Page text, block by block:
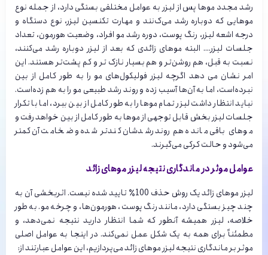
رشد مجدد موها پس از لیزر به عوامل مختلفی بستگی دارد، از جمله نوع
موهایی که دوباره رشد می‌ک‌نند و مهارت تکنسین لیزر، نوع دستگاه و
درجه اشعه لیزر، رنگ پوست، دوره رشد مو افراد، وضعیت هورمون‌، تعداد
جلسات لیزر…. البته موهای زائدی که بعد از لیزر دوباره رشد می‌کنند،
نسبت به قبل، هم روشن‌تر و هم بسیار نازک تر و کم پشت‌تر هستند. این
امر نشان می دهد اگرچه لیزر فولیکول‌های مو را به طور کامل از بین
نبرده‌است، اما به آن‌ها آسیب زده و روند رشد طبیعی مو را به هم زده‌است.
نباید انتظار داشت لیزر تمام موها را به طور کامل از بین ببرد، اما با تکرار
جلسات لیزر بخش قابل توجهی از موها به طور کامل از بین خواهد رفت و
موهای باقی مانده هم روند رشدشان کندتر شده و ضخامت آن کمتر
می‌شود و حالت کرکی می‌گیرند.
عوامل موثر در ماندگاری نتیجه لیزر موهای زائد
لیزر موهای زائد یک روش حذف 100٪ تایید شده نیست. اثربخشی آن به
چند چیز بستگی دارد، مانند رنگ پوست، هورمون‌ها، و چرخه مو. به طور
خلاصه، لیزر همیشه آنطور که شما انتظار دارید نتیجه نمی‌دهد، و
مطمئناً برای همه به یک شکل عمل نمی‌کند. در اینجا به عوامل اصلی
موثر بر ماندگاری نتیجه لیزر موهای زائد می‌پردازیم، این عوامل عبارتند از: